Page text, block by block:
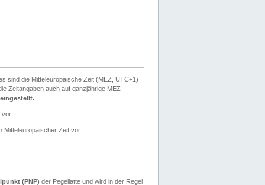
sind die Mitteleuropäische Zeit (MEZ, UTC+1)
Zeitangaben auch auf ganzjährige MEZ-
Mitteleuropäischer Zeit vor.
(PNP) der Pegellatte und wird in der Regel